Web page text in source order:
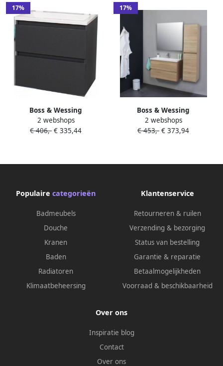
17%
Boss & Wessing
Badkamermeubel BWS
Pepper Acryl Wastafel
2 webshops
€ 406,- € 335,44
17%
Boss & Wessing
Badkamermeubel BWS
Pepper Acryl Wastafel Met
2 webshops
€ 453,- € 373,94
Populaire categorieën
Badmeubels
Douche
Kranen
Baden
Radiatoren
Klimaatbeheersing
Klantenservice
Retourneren & ruilen
Verzending & bezorging
Status van bestelling
Garantie & reparatie
Betaalmogelijkheden
Voorraad & beschikbaarheid
Over ons
Inspiratie blog
Contact
Over ons